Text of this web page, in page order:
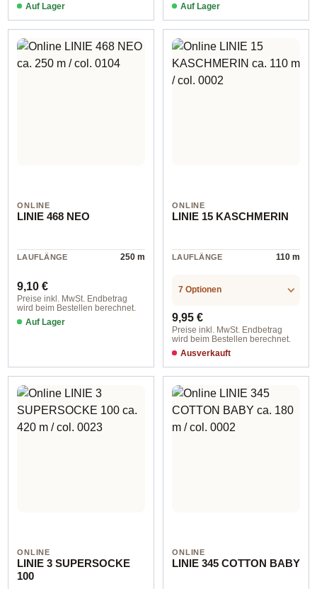
Auf Lager Auf Lager
ONLINE
LINIE 468 NEO
LAUFLÄNGE 250 m
Regulärer Preis:
9,10 €
Preise inkl. MwSt. Endbetrag
wird beim Bestellen berechnet.
Auf Lager
ONLINE
LINIE 15 KASCHMERIN
LAUFLÄNGE 110 m
7 Optionen
Regulärer Preis:
9,95 €
Preise inkl. MwSt. Endbetrag
wird beim Bestellen berechnet.
Ausverkauft
ONLINE
LINIE 3 SUPERSOCKE
100
ONLINE
LINIE 345 COTTON BABY